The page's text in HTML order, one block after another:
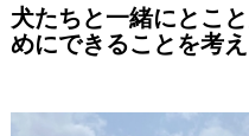
犬たちと一緒にとこ
めにできることを考え